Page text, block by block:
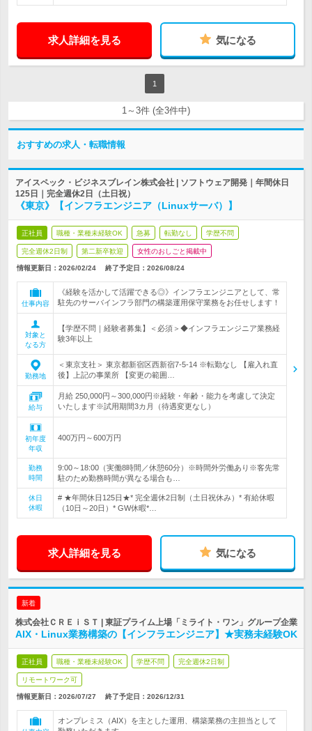
求人詳細を見る 気になる
1
1～3件 (全3件中)
おすすめの求人・転職情報
アイスペック・ビジネスブレイン株式会社 | ソフトウェア開発｜年間休日
125日｜完全週休2日（土日祝）
《東京》【インフラエンジニア（Linuxサーバ）】
正社員 職種・業種未経験OK 急募 転勤なし 学歴不問
完全週休2日制 第二新卒歓迎 女性のおしごと掲載中
情報更新日：2026/02/24 終了予定日： 2026/08/24
仕事内容
《経験を活かして活躍できる◎》インフラエンジニアとして、常
駐先のサーバインフラ部門の構築運用保守業務をお任せします！
対象と
なる方
【学歴不問｜経験者募集】＜必須＞◆インフラエンジニア業務経
験3年以上
勤務地
＜東京支社＞ 東京都新宿区西新宿7-5-14 ※転勤なし 【雇入れ直
後】上記の事業所 【変更の範囲…
給与
月給 250,000円～300,000円※経験・年齢・能力を考慮して決定
いたします※試用期間3カ月（待遇変更なし）
初年度
年収
400万円～600万円
勤務
時間
9:00～18:00（実働8時間／休憩60分）※時間外労働あり※客先常
駐のため勤務時間が異なる場合も…
休日
休暇
# ★年間休日125日★* 完全週休2日制（土日祝休み）* 有給休暇
（10日～20日）* GW休暇*…
求人詳細を見る 気になる
新着
株式会社ＣＲＥｉＳＴ | 東証プライム上場「ミライト・ワン」グループ企業
AIX・Linux業務構築の【インフラエンジニア】★実務未経験OK
正社員 職種・業種未経験OK 学歴不問 完全週休2日制
リモートワーク可
情報更新日：2026/07/27 終了予定日： 2026/12/31
オンプレミス（AIX）を主とした運用、構築業務の主担当として